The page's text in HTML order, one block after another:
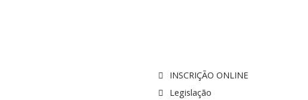
INSCRIÇÃO ONLINE
Legislação